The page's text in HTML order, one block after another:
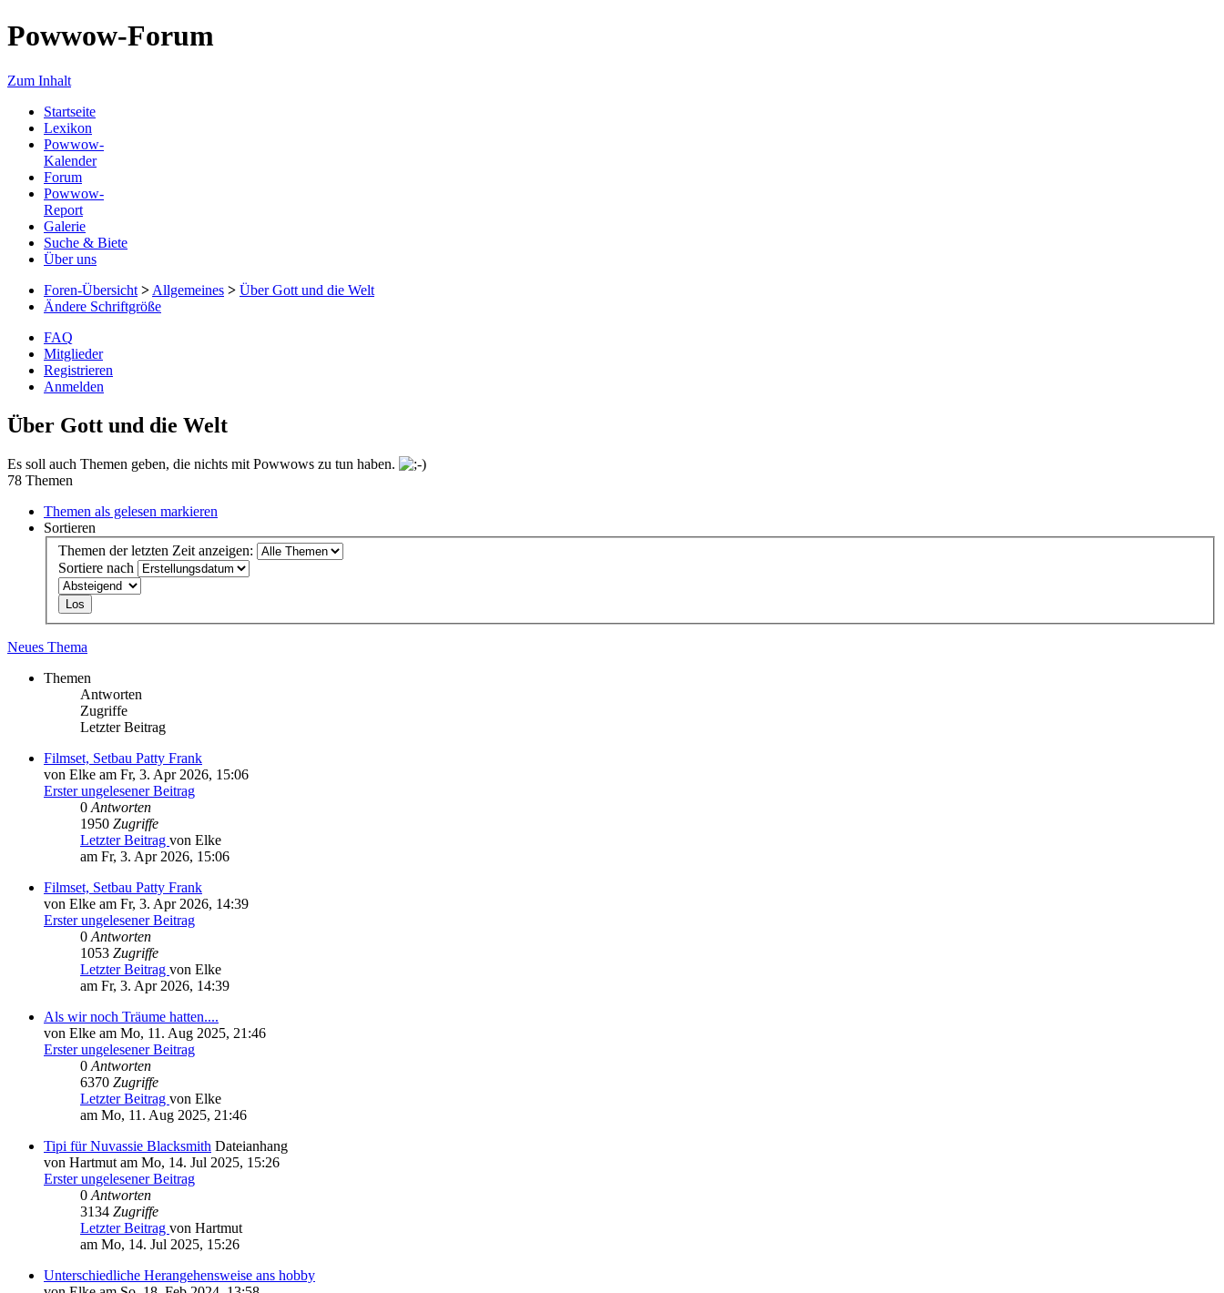
Powwow-Forum
Zum Inhalt
Startseite
Lexikon
Powwow-
Kalender
Forum
Powwow-
Report
Galerie
Suche & Biete
Über uns
Foren-Übersicht > Allgemeines > Über Gott und die Welt
Ändere Schriftgröße
FAQ
Mitglieder
Registrieren
Anmelden
Über Gott und die Welt
Es soll auch Themen geben, die nichts mit Powwows zu tun haben.
78 Themen
Themen als gelesen markieren
Sortieren
Themen der letzten Zeit anzeigen:
Sortiere nach
Neues Thema
Themen
Antworten
Zugriffe
Letzter Beitrag
Filmset, Setbau Patty Frank
von Elke am Fr, 3. Apr 2026, 15:06
Erster ungelesener Beitrag
0 Antworten
1950 Zugriffe
Letzter Beitrag von Elke
am Fr, 3. Apr 2026, 15:06
Filmset, Setbau Patty Frank
von Elke am Fr, 3. Apr 2026, 14:39
Erster ungelesener Beitrag
0 Antworten
1053 Zugriffe
Letzter Beitrag von Elke
am Fr, 3. Apr 2026, 14:39
Als wir noch Träume hatten....
von Elke am Mo, 11. Aug 2025, 21:46
Erster ungelesener Beitrag
0 Antworten
6370 Zugriffe
Letzter Beitrag von Elke
am Mo, 11. Aug 2025, 21:46
Tipi für Nuvassie Blacksmith Dateianhang
von Hartmut am Mo, 14. Jul 2025, 15:26
Erster ungelesener Beitrag
0 Antworten
3134 Zugriffe
Letzter Beitrag von Hartmut
am Mo, 14. Jul 2025, 15:26
Unterschiedliche Herangehensweise ans hobby